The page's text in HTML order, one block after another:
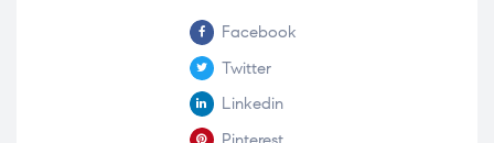
Facebook
Twitter
Linkedin